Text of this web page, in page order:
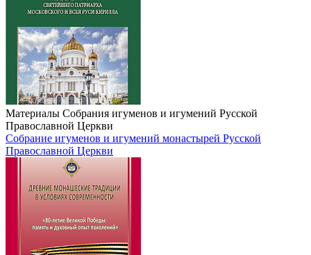
Материалы Собрания игуменов и игумений Русской
Православной Церкви
Собрание игуменов и игумений монастырей Русской
Православной Церкви